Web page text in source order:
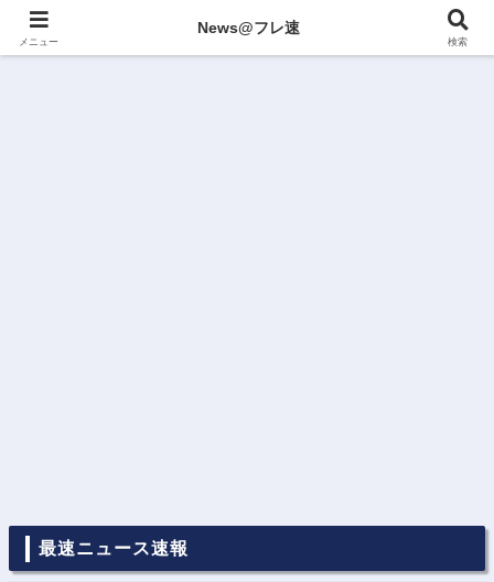
最速ニュース速報
メニュー
News@フレ速
検索